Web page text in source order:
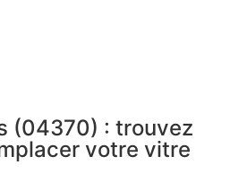
(04370) : trouvez
votre vitre